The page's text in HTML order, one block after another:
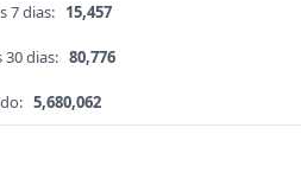
7 dias: 15,457
dias: 80,776
5,680,062